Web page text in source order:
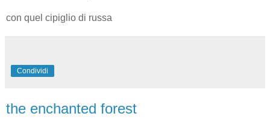
con quel cipiglio di russa
Condividi
the enchanted forest